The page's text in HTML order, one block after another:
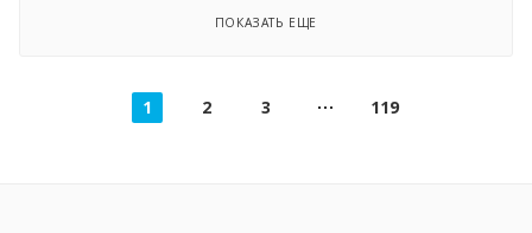
ПОКАЗАТЬ ЕЩЕ
1 2 3 119